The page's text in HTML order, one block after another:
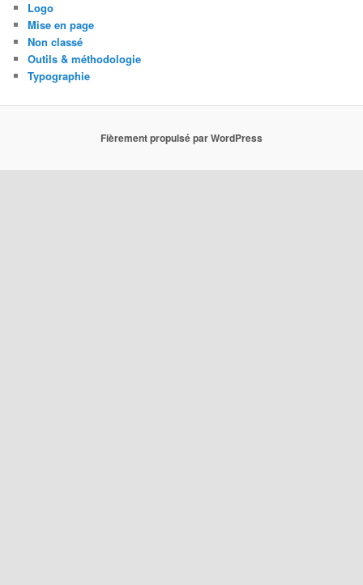
Logo
Mise en page
Non classé
Outils & méthodologie
Typographie
Fièrement propulsé par WordPress